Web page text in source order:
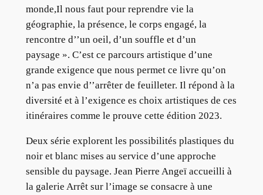
monde,Il nous faut pour reprendre vie la
géographie, la présence, le corps engagé, la
rencontre d’’un oeil, d’un souffle et d’un
paysage ». C’est ce parcours artistique d’une
grande exigence que nous permet ce livre qu’on
n’a pas envie d’’arrêter de feuilleter. Il répond à la
diversité et à l’exigence es choix artistiques de ces
itinéraires comme le prouve cette édition 2023.
Deux série explorent les possibilités plastiques du
noir et blanc mises au service d’une approche
sensible du paysage. Jean Pierre Angeï accueilli à
la galerie Arrêt sur l’image se consacre à une